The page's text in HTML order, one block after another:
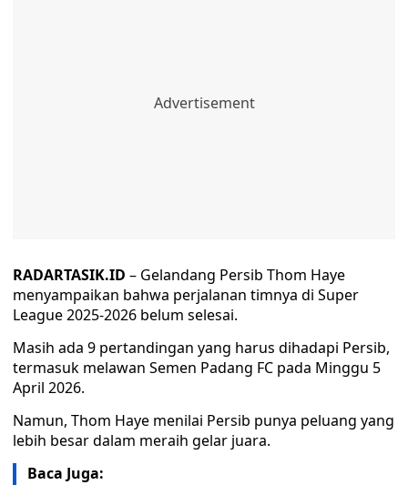
RADARTASIK.ID – Gelandang Persib Thom Haye
menyampaikan bahwa perjalanan timnya di Super
League 2025-2026 belum selesai.
Masih ada 9 pertandingan yang harus dihadapi Persib,
termasuk melawan Semen Padang FC pada Minggu 5
April 2026.
Namun, Thom Haye menilai Persib punya peluang yang
lebih besar dalam meraih gelar juara.
Baca Juga: